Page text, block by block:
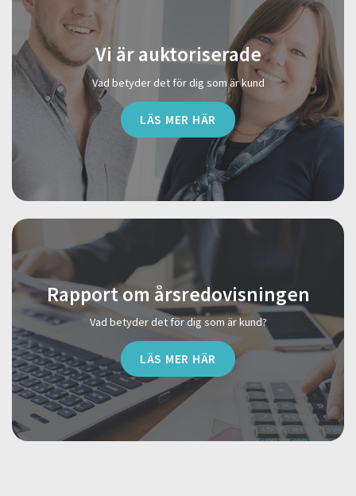
Vi är auktoriserade
Vad betyder det för dig som är kund
LÄS MER HÄR
Rapport om årsredovisningen
Vad betyder det för dig som är kund?
LÄS MER HÄR